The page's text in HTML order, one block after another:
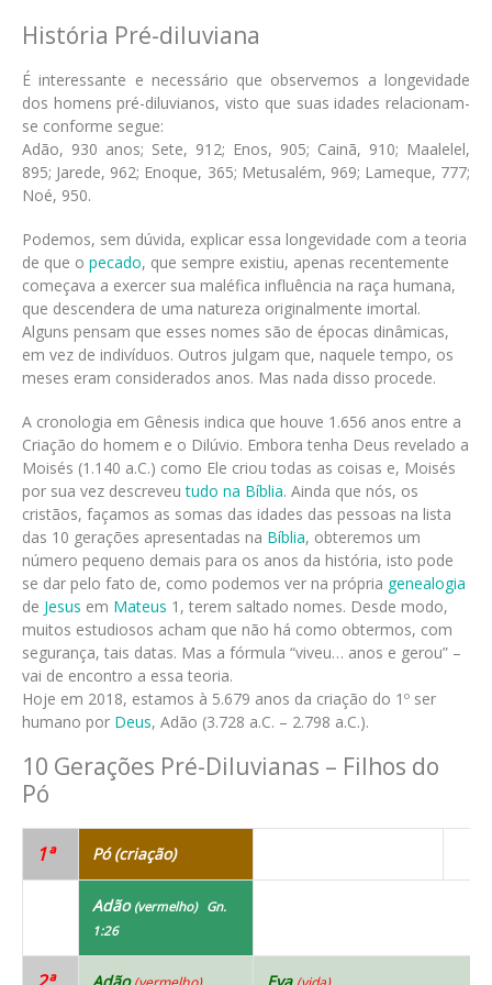
História Pré-diluviana
É interessante e necessário que observemos a longevidade
dos homens pré-diluvianos, visto que suas idades relacionam-
se conforme segue:
Adão, 930 anos; Sete, 912; Enos, 905; Cainã, 910; Maalelel,
895; Jarede, 962; Enoque, 365; Metusalém, 969; Lameque, 777;
Noé, 950.
Podemos, sem dúvida, explicar essa longevidade com a teoria
de que o pecado, que sempre existiu, apenas recentemente
começava a exercer sua maléfica influência na raça humana,
que descendera de uma natureza originalmente imortal.
Alguns pensam que esses nomes são de épocas dinâmicas,
em vez de indivíduos. Outros julgam que, naquele tempo, os
meses eram considerados anos. Mas nada disso procede.
A cronologia em Gênesis indica que houve 1.656 anos entre a
Criação do homem e o Dilúvio. Embora tenha Deus revelado a
Moisés (1.140 a.C.) como Ele criou todas as coisas e, Moisés
por sua vez descreveutudo na Bíblia. Ainda que nós, os
cristãos, façamos as somas das idades das pessoas na lista
das 10 gerações apresentadas na Bíblia, obteremos um
número pequeno demais para os anos da história, isto pode
se dar pelo fato de, como podemos ver na própria genealogia
de Jesus em Mateus 1, terem saltado nomes. Desde modo,
muitos estudiosos acham que não há como obtermos, com
segurança, tais datas. Mas a fórmula “viveu… anos e gerou” –
vai de encontro a essa teoria.
Hoje em 2018, estamos à 5.679 anos da criação do 1º ser
humano por Deus, Adão (3.728 a.C. – 2.798 a.C.).
10 Gerações Pré-Diluvianas – Filhos do
Pó
1ª Pó (criação)
Adão (vermelho) Gn.
1:26
Adão Eva